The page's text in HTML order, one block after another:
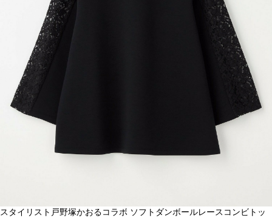
スタイリスト戸野塚かおるコラボ ソフトダンボールレースコンビトッ